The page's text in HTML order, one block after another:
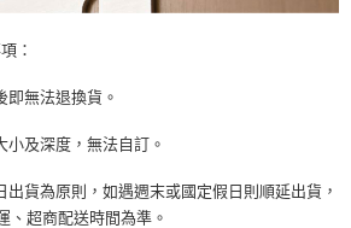
：
無法退換貨。
及深度，無法自訂。
貨為原則，如遇週末或國定假日則順延出貨，
、超商配送時間為準。